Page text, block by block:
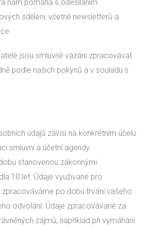
nám pomáhá s odesíláním
sdělení, včetně newsletterů a
jsou smluvně vázáni zpracovávat
podle našich pokynů a v souladu s
údajů závisí na konkrétním účelu.
smluvní a účetní agendy
stanovenou zákonnými
10 let. Údaje využívané pro
po dobu trvání vašeho
odvolání. Údaje zpracovávané za
zájmů, například při vymáhání